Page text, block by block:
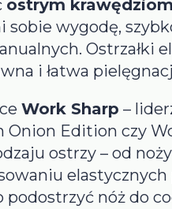
ostrym
sobie wygodę,
Ostrzałki
i łatwa
Work Sharp –
Edition czy
ostrzy – od
nóż do